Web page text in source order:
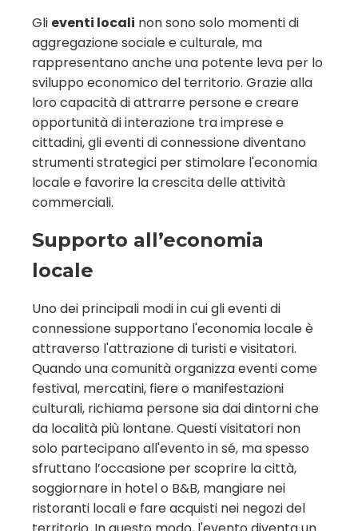
Gli eventi locali non sono solo momenti di
aggregazione sociale e culturale, ma
rappresentano anche una potente leva per lo
sviluppo economico del territorio. Grazie alla
loro capacità di attrarre persone e creare
opportunità di interazione tra imprese e
cittadini, gli eventi di connessione diventano
strumenti strategici per stimolare l'economia
locale e favorire la crescita delle attività
commerciali.
Supporto all’economia
locale
Uno dei principali modi in cui gli eventi di
connessione supportano l'economia locale è
attraverso l'attrazione di turisti e visitatori.
Quando una comunità organizza eventi come
festival, mercatini, fiere o manifestazioni
culturali, richiama persone sia dai dintorni che
da località più lontane. Questi visitatori non
solo partecipano all'evento in sé, ma spesso
sfruttano l’occasione per scoprire la città,
soggiornare in hotel o B&B, mangiare nei
ristoranti locali e fare acquisti nei negozi del